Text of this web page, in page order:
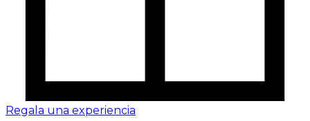
Regala una experiencia